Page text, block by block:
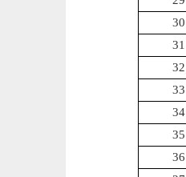
30
31
32
33
34
35
36